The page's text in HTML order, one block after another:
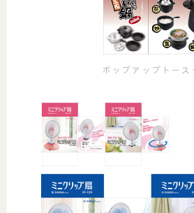
ポップアップトース